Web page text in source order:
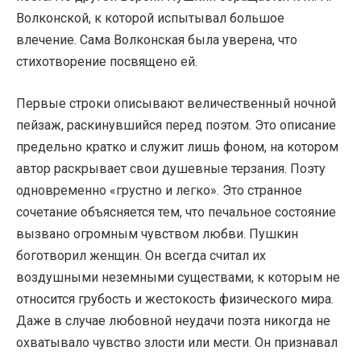
Волконской, к которой испытывал большое
влечение. Сама Волконская была уверена, что
стихотворение посвящено ей.
Первые строки описывают величественный ночной
пейзаж, раскинувшийся перед поэтом. Это описание
предельно кратко и служит лишь фоном, на котором
автор раскрывает свои душевные терзания. Поэту
одновременно «грустно и легко». Это странное
сочетание объясняется тем, что печальное состояние
вызвано огромным чувством любви. Пушкин
боготворил женщин. Он всегда считал их
воздушными неземными существами, к которым не
относится грубость и жестокость физического мира.
Даже в случае любовной неудачи поэта никогда не
охватывало чувство злости или мести. Он признавал